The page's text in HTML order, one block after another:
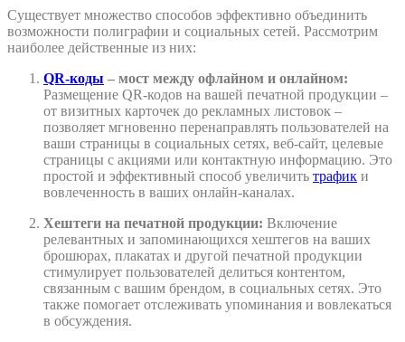
Существует множество способов эффективно объединить
возможности полиграфии и социальных сетей. Рассмотрим
наиболее действенные из них:
QR-коды – мост между офлайном и онлайном:
Размещение QR-кодов на вашей печатной продукции –
от визитных карточек до рекламных листовок –
позволяет мгновенно перенаправлять пользователей на
ваши страницы в социальных сетях, веб-сайт, целевые
страницы с акциями или контактную информацию. Это
простой и эффективный способ увеличить трафик и
вовлеченность в ваших онлайн-каналах.
Хештеги на печатной продукции: Включение
релевантных и запоминающихся хештегов на ваших
брошюрах, плакатах и другой печатной продукции
стимулирует пользователей делиться контентом,
связанным с вашим брендом, в социальных сетях. Это
также помогает отслеживать упоминания и вовлекаться
в обсуждения.